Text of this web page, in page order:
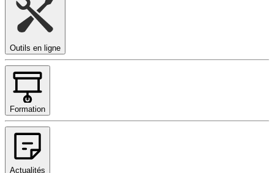
Outils en ligne
Formation
Actualités